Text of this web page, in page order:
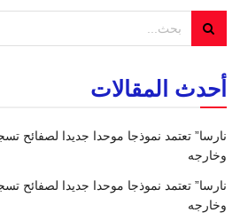
أحدث المقالات
نارسا” تعتمد نموذجا موحدا جديدا لصفائح
وخارجه
نارسا” تعتمد نموذجا موحدا جديدا لصفائح
وخارجه